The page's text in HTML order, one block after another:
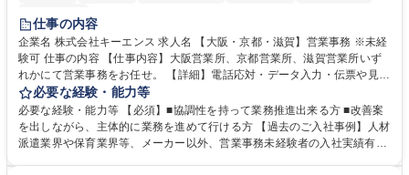
土日祝休み
仕事の内容
企業名 株式会社キーエンス 求人名 【大阪・京都・滋賀】営業事務 ※未経
験可 仕事の内容 【仕事内容】大阪営業所、京都営業所、滋賀営業所いず
れかにて営業事務をお任せ。 【詳細】電話応対・データ入力・伝票や見積
の作成・カタログ送付・来客対応・営業所内で発生する事務業務や業務改
善をお任せ。 【教育制度】ご入社後、育成担当とペアになりながらOJTに
て業務を覚えていただくことが可能です。業務システムがきちんと構築さ
れているため、スムーズに仕事に慣れることができる環境です。また、
必要な経験・能力等
必要な経験・能力等 【必須】■協調性を持って業務推進出来る方 ■改善案
を出しながら、主体的に業務を進めて行ける方 【過去のご入社事例】人材
派遣業界や保育業界等、メーカー以外、営業事務未経験者の入社実績有